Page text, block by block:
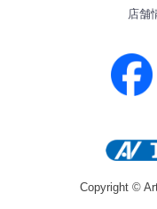
店舗
Copyright ©